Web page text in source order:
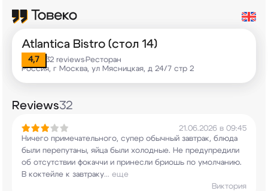
Atlantica Bistro (стол 14)
4,7 32 reviews•Ресторан
Россия, г Москва, ул Мясницкая, д 24/7 стр 2
Reviews32
21.06.2026 в 09:45
Ничего примечательного, супер обычный завтрак, блюда
были перепутаны, яйца были холодные. Не предупредили
об отсутствии фокаччи и принесли бриошь по умолчанию.
В коктейле к завтраку... еще
Виктория